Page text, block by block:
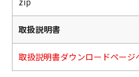
取扱説明書
取扱説明書ダウンロードページ